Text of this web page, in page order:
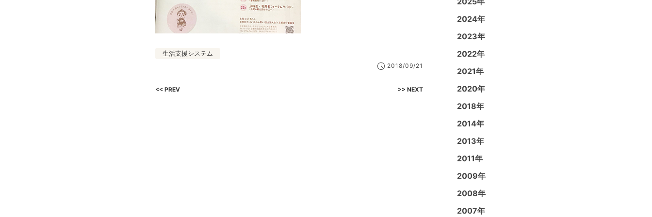
生活支援システム
2018/09/21
<< PREV >> NEXT
2024年
2023年
2022年
2021年
2020年
2018年
2014年
2013年
2011年
2009年
2008年
2007年